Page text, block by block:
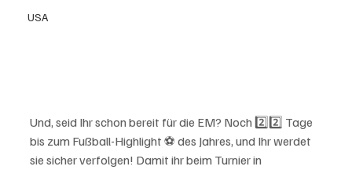
USA
Und, seid Ihr schon bereit für die EM? Noch 2️⃣2️⃣ Tage
bis zum Fußball-Highlight ⚽️ des Jahres, und Ihr werdet
sie sicher verfolgen! Damit ihr beim Turnier in